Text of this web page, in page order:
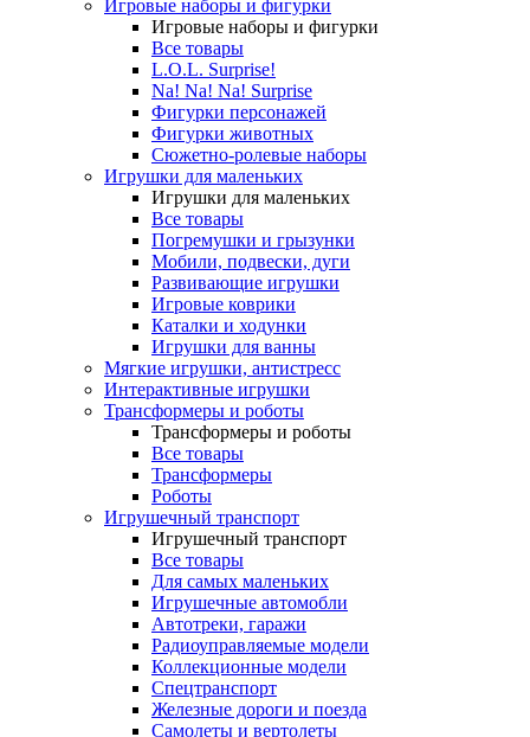
Игровые наборы и фигурки
Игровые наборы и фигурки
Все товары
L.O.L. Surprise!
Na! Na! Na! Surprise
Фигурки персонажей
Фигурки животных
Сюжетно-ролевые наборы
Игрушки для маленьких
Игрушки для маленьких
Все товары
Погремушки и грызунки
Мобили, подвески, дуги
Развивающие игрушки
Игровые коврики
Каталки и ходунки
Игрушки для ванны
Мягкие игрушки, антистресс
Интерактивные игрушки
Трансформеры и роботы
Трансформеры и роботы
Все товары
Трансформеры
Роботы
Игрушечный транспорт
Игрушечный транспорт
Все товары
Для самых маленьких
Игрушечные автомобли
Автотреки, гаражи
Радиоуправляемые модели
Коллекционные модели
Спецтранспорт
Железные дороги и поезда
Самолеты и вертолеты